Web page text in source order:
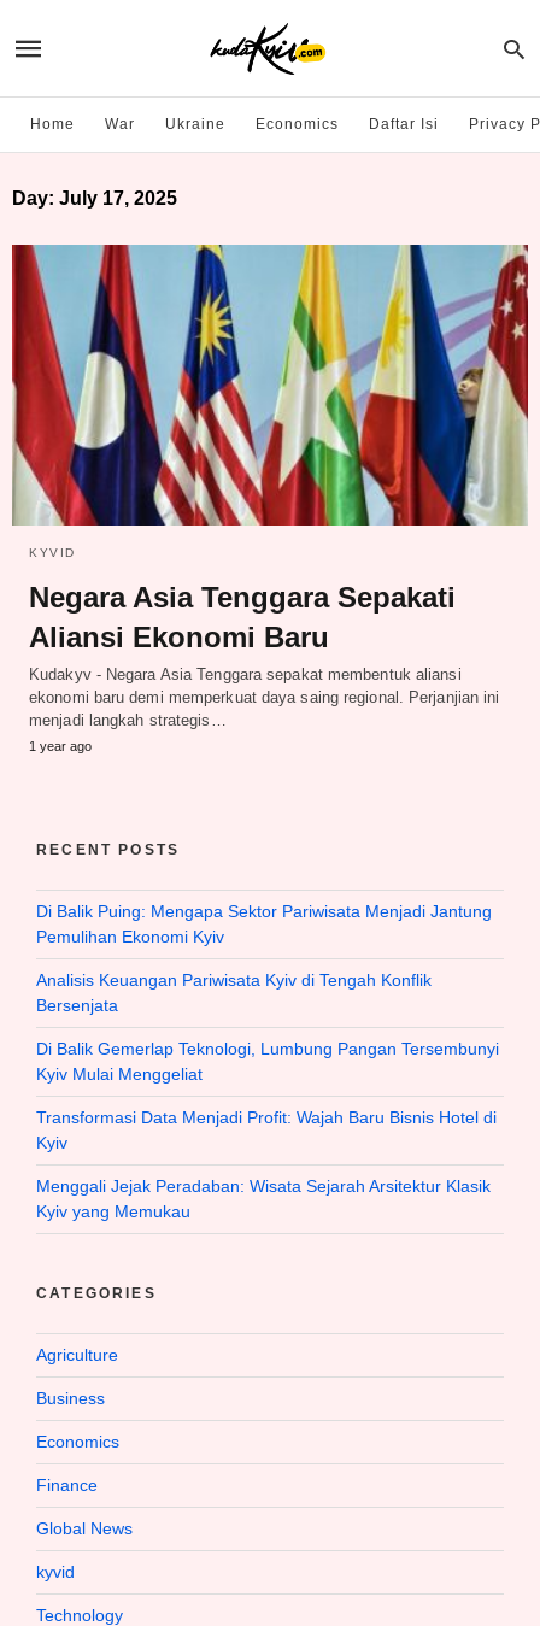
Home War Ukraine Economics Daftar Isi Privacy
Day: July 17, 2025
KYVID
Negara Asia Tenggara Sepakati
Aliansi Ekonomi Baru
Kudakyv - Negara Asia Tenggara sepakat membentuk aliansi
ekonomi baru demi memperkuat daya saing regional. Perjanjian ini
menjadi langkah strategis…
1 year ago
RECENT POSTS
Di Balik Puing: Mengapa Sektor Pariwisata Menjadi Jantung
Pemulihan Ekonomi Kyiv
Analisis Keuangan Pariwisata Kyiv di Tengah Konflik
Bersenjata
Di Balik Gemerlap Teknologi, Lumbung Pangan Tersembunyi
Kyiv Mulai Menggeliat
Transformasi Data Menjadi Profit: Wajah Baru Bisnis Hotel di
Kyiv
Menggali Jejak Peradaban: Wisata Sejarah Arsitektur Klasik
Kyiv yang Memukau
CATEGORIES
Agriculture
Business
Economics
Finance
Global News
kyvid
Technology